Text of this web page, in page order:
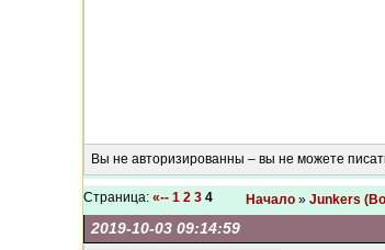
Вы не авторизированны – вы не можете
Страница: «-- 1 2 3 4 Начало » Junkers
2019-10-03 09:14:59